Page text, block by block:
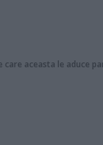
care aceasta le aduce